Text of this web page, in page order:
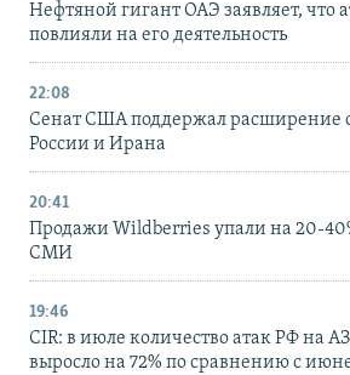
Нефтяной гигант ОАЭ заявляет, что
повлияли на его деятельность
22:08
Сенат США поддержал расширение
России и Ирана
20:41
Продажи Wildberries упали на 20-
СМИ
19:46
CIR: в июле количество атак РФ на
выросло на 72% по сравнению с